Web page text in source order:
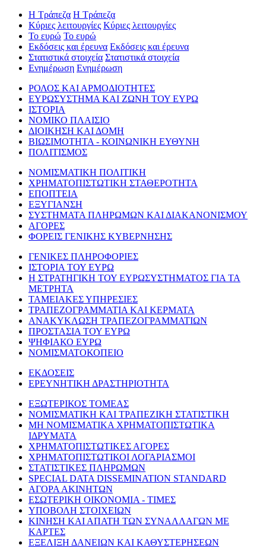
Η Τράπεζα Η Τράπεζα
Κύριες λειτουργίες Κύριες λειτουργίες
Το ευρώ Το ευρώ
Εκδόσεις και έρευνα Εκδόσεις και έρευνα
Στατιστικά στοιχεία Στατιστικά στοιχεία
Ενημέρωση Ενημέρωση
ΡΟΛΟΣ ΚΑΙ ΑΡΜΟΔΙΟΤΗΤΕΣ
ΕΥΡΩΣΥΣΤΗΜΑ ΚΑΙ ΖΩΝΗ ΤΟΥ ΕΥΡΩ
ΙΣΤΟΡΙΑ
ΝΟΜΙΚΟ ΠΛΑΙΣΙΟ
ΔΙΟΙΚΗΣΗ ΚΑΙ ΔΟΜΗ
ΒΙΩΣΙΜΟΤΗΤΑ - ΚΟΙΝΩΝΙΚΗ ΕΥΘΥΝΗ
ΠΟΛΙΤΙΣΜΟΣ
ΝΟΜΙΣΜΑΤΙΚΗ ΠΟΛΙΤΙΚΗ
ΧΡΗΜΑΤΟΠΙΣΤΩΤΙΚΗ ΣΤΑΘΕΡΟΤΗΤΑ
ΕΠΟΠΤΕΙΑ
ΕΞΥΓΙΑΝΣΗ
ΣΥΣΤΗΜΑΤΑ ΠΛΗΡΩΜΩΝ ΚΑΙ ΔΙΑΚΑΝΟΝΙΣΜΟΥ
ΑΓΟΡΕΣ
ΦΟΡΕΙΣ ΓΕΝΙΚΗΣ ΚΥΒΕΡΝΗΣΗΣ
ΓΕΝΙΚΕΣ ΠΛΗΡΟΦΟΡΙΕΣ
ΙΣΤΟΡΙΑ ΤΟΥ ΕΥΡΩ
Η ΣΤΡΑΤΗΓΙΚΗ ΤΟΥ ΕΥΡΩΣΥΣΤΗΜΑΤΟΣ ΓΙΑ ΤΑ
ΜΕΤΡΗΤΑ
ΤΑΜΕΙΑΚΕΣ ΥΠΗΡΕΣΙΕΣ
ΤΡΑΠΕΖΟΓΡΑΜΜΑΤΙΑ ΚΑΙ ΚΕΡΜΑΤΑ
ΑΝΑΚΥΚΛΩΣΗ ΤΡΑΠΕΖΟΓΡΑΜΜΑΤΙΩΝ
ΠΡΟΣΤΑΣΙΑ ΤΟΥ ΕΥΡΩ
ΨΗΦΙΑΚΟ ΕΥΡΩ
ΝΟΜΙΣΜΑΤΟΚΟΠΕΙΟ
ΕΚΔΟΣΕΙΣ
ΕΡΕΥΝΗΤΙΚΗ ΔΡΑΣΤΗΡΙΟΤΗΤΑ
ΕΞΩΤΕΡΙΚΟΣ ΤΟΜΕΑΣ
ΝΟΜΙΣΜΑΤΙΚΗ ΚΑΙ ΤΡΑΠΕΖΙΚΗ ΣΤΑΤΙΣΤΙΚΗ
ΜΗ ΝΟΜΙΣΜΑΤΙΚΑ ΧΡΗΜΑΤΟΠΙΣΤΩΤΙΚΑ
ΙΔΡΥΜΑΤΑ
ΧΡΗΜΑΤΟΠΙΣΤΩΤΙΚΕΣ ΑΓΟΡΕΣ
ΧΡΗΜΑΤΟΠΙΣΤΩΤΙΚΟΙ ΛΟΓΑΡΙΑΣΜΟΙ
ΣΤΑΤΙΣΤΙΚΕΣ ΠΛΗΡΩΜΩΝ
SPECIAL DATA DISSEMINATION STANDARD
ΑΓΟΡΑ ΑΚΙΝΗΤΩΝ
ΕΣΩΤΕΡΙΚΗ ΟΙΚΟΝΟΜΙΑ - ΤΙΜΕΣ
ΥΠΟΒΟΛΗ ΣΤΟΙΧΕΙΩΝ
ΚΙΝΗΣΗ ΚΑΙ ΑΠΑΤΗ ΤΩΝ ΣΥΝΑΛΛΑΓΩΝ ΜΕ
ΚΑΡΤΕΣ
ΕΞΕΛΙΞΗ ΔΑΝΕΙΩΝ ΚΑΙ ΚΑΘΥΣΤΕΡΗΣΕΩΝ